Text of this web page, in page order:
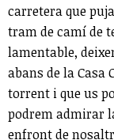
carretera que
tram de camí de
lamentable,
abans de la Casa
torrent i que us
podrem admirar
enfront de